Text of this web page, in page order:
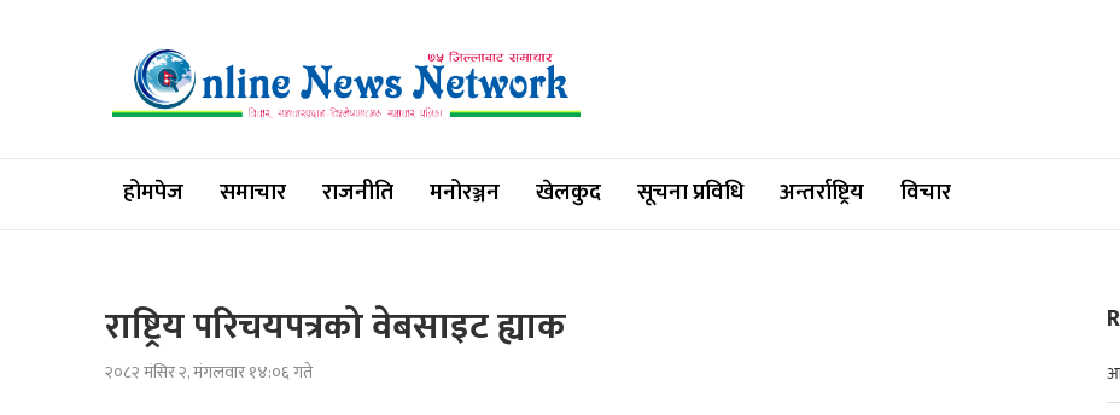
होमपेज समाचार राजनीति मनोरञ्जन खेलकुद सूचना प्रविधि अन्तर्राष्ट्रिय विचार
राष्ट्रिय परिचयपत्रको वेबसाइट ह्याक
२०८२ मंसिर २, मंगलवार १४:०६ गते